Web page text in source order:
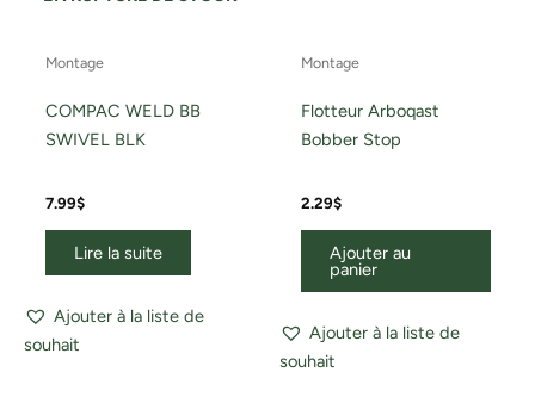
Montage
COMPAC WELD BB
SWIVEL BLK
7.99$
Lire la suite
Ajouter à la liste de
souhait
Montage
Flotteur Arboqast
Bobber Stop
2.29$
Ajouter au
panier
Ajouter à la liste de
souhait